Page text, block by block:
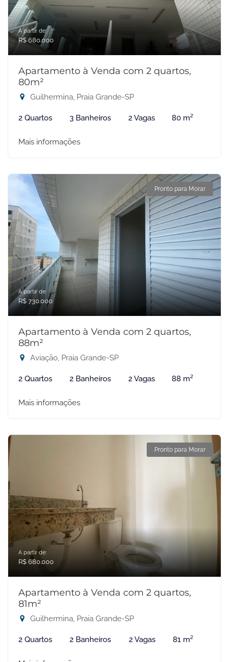
A partir de:
R$ 680.000
Apartamento à Venda com 2 quartos,
80m²
Guilhermina, Praia Grande-SP
2 Quartos 3 Banheiros 2 Vagas 80 m²
Mais informações
Pronto para Morar
A partir de:
R$ 730.000
Apartamento à Venda com 2 quartos,
88m²
Aviação, Praia Grande-SP
2 Quartos 2 Banheiros 2 Vagas 88 m²
Mais informações
Pronto para Morar
A partir de:
R$ 680.000
Apartamento à Venda com 2 quartos,
81m²
Guilhermina, Praia Grande-SP
2 Quartos 2 Banheiros 2 Vagas 81 m²